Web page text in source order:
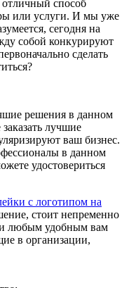
отличный способ
или услуги. И мы уже
сегодня на
собой конкурируют
сделать
решения в данном
лучшие
ваш бизнес.
в данном
удостовериться
с логотипом на
стоит непременно
любым удобным вам
в организации,